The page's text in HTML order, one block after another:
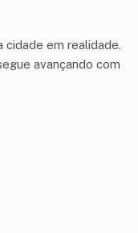
cidade em realidade.
avançando com